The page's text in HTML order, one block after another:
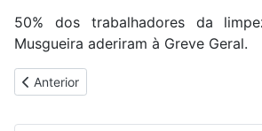
50% dos trabalhadores da
Musgueira aderiram à Greve Geral.
Artigo anterior: 68% DE ADESÃO NA
Anterior